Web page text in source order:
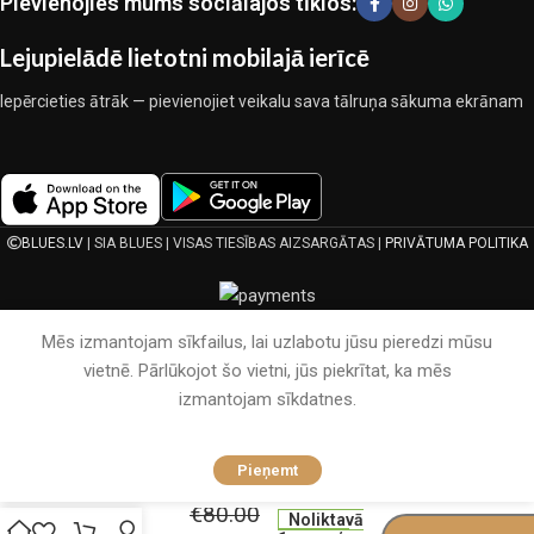
lietošanas laiku un kalpošanas laiku.
Lejupielādē lietotni mobilajā ierīcē
Iepērcieties ātrāk — pievienojiet veikalu sava tālruņa sākuma ekrānam
BLUES.LV| SIA BLUES | VISAS TIESĪBAS AIZSARGĀTAS | PRIVĀTUMA POLITIKA
Mēs izmantojam sīkfailus, lai uzlabotu jūsu pieredzi mūsu
vietnē. Pārlūkojot šo vietni, jūs piekrītat, ka mēs
izmantojam sīkdatnes.
Pieņemt
€80.00
Noliktavā